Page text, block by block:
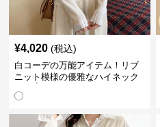
¥4,020 (税込)
白コーデの万能アイテム！リブ
ニット模様の優雅なハイネック